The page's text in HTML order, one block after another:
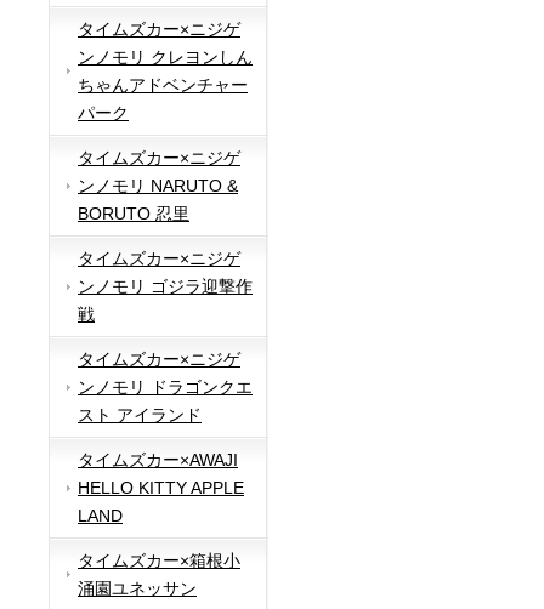
タイムズカー×ニジゲ
ンノモリ クレヨンしん
ちゃんアドベンチャー
パーク
タイムズカー×ニジゲ
ンノモリ NARUTO &
BORUTO 忍里
タイムズカー×ニジゲ
ンノモリ ゴジラ迎撃作
戦
タイムズカー×ニジゲ
ンノモリ ドラゴンクエ
スト アイランド
タイムズカー×AWAJI
HELLO KITTY APPLE
LAND
タイムズカー×箱根小
涌園ユネッサン